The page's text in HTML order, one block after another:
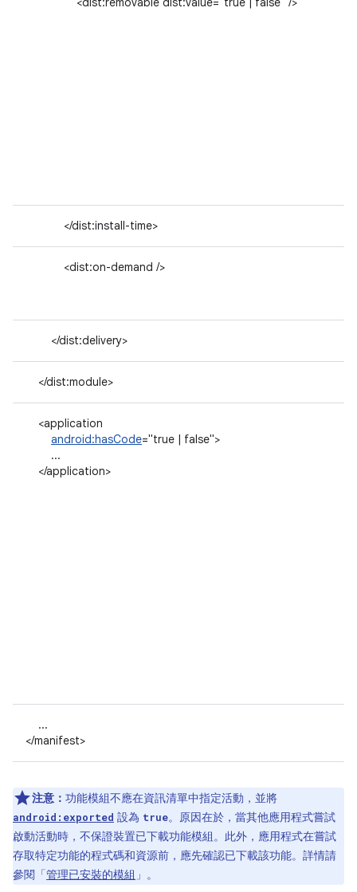
</dist:install-time>
<dist:on-demand />
</dist:delivery>
</dist:module>
<application
android:hasCode="true | false">
...
</application>
...
</manifest>
注意： 功能模組不應在資訊清單中指定活動，並將
android:exported 設為 true。原因在於，當其他應用程式嘗試
啟動活動時，不保證裝置已下載功能模組。此外，應用程式在嘗試
存取特定功能的程式碼和資源前，應先確認已下載該功能。詳情請
參閱「 管理已安裝的模組 」。